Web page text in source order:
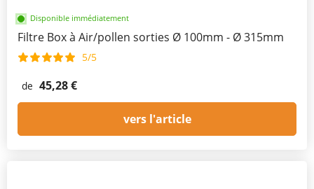
Disponible immédiatement
Filtre Box à Air/pollen sorties Ø 100mm - Ø 315mm
5/5
de 45,28 €
vers l'article